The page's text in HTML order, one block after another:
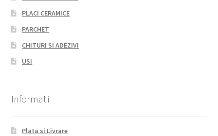
PLACI CERAMICE
PARCHET
CHITURI SI ADEZIVI
USI
Informatii
Plata si Livrare